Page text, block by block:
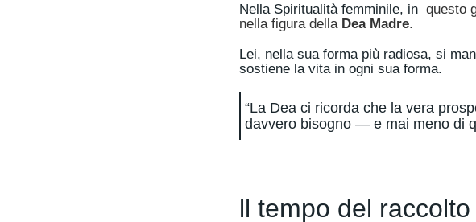
Nella Spiritualità femminile, in questo
nella figura della Dea Madre.
Lei, nella sua forma più radiosa, si
sostiene la vita in ogni sua forma.
“La Dea ci ricorda che la vera
davvero bisogno — e mai meno di
ll tempo del